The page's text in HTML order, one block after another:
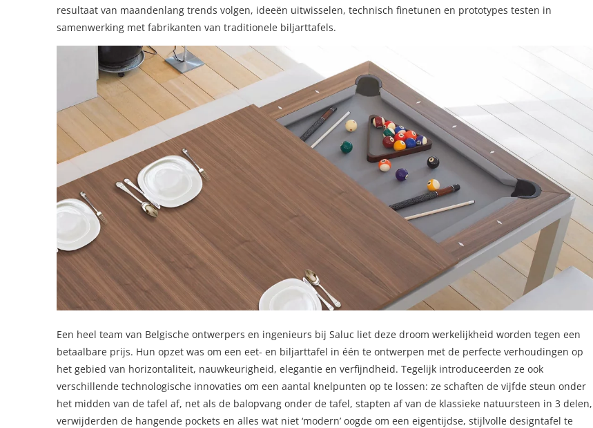
resultaat van maandenlang trends volgen, ideeën uitwisselen, technisch finetunen en prototypes testen in
samenwerking met fabrikanten van traditionele biljarttafels.
Een heel team van Belgische ontwerpers en ingenieurs bij Saluc liet deze droom werkelijkheid worden tegen een
betaalbare prijs. Hun opzet was om een eet- en biljarttafel in één te ontwerpen met de perfecte verhoudingen op
het gebied van horizontaliteit, nauwkeurigheid, elegantie en verfijndheid. Tegelijk introduceerden ze ook
verschillende technologische innovaties om een aantal knelpunten op te lossen: ze schaften de vijfde steun onder
het midden van de tafel af, net als de balopvang onder de tafel, stapten af van de klassieke natuursteen in 3 delen,
verwijderden de hangende pockets en alles wat niet ‘modern’ oogde om een eigentijdse, stijlvolle designtafel te